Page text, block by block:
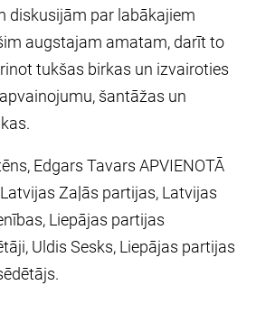
diskusijām par labākajiem
augstajam amatam, darīt to
tukšas birkas un izvairoties
šantāžas un
Edgars Tavars APVIENOTĀ
Zaļās partijas, Latvijas
Liepājas partijas
Uldis Sesks, Liepājas partijas